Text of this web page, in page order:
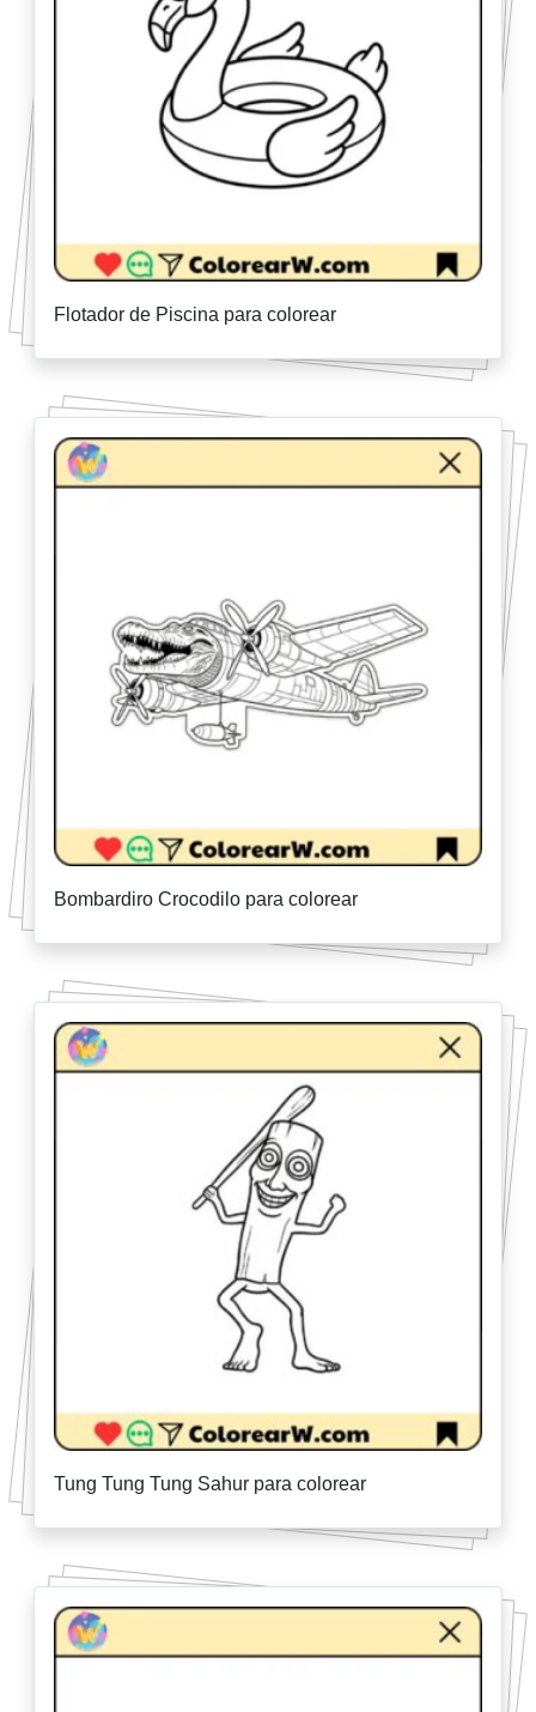
Flotador de Piscina para colorear
Bombardiro Crocodilo para colorear
Tung Tung Tung Sahur para colorear